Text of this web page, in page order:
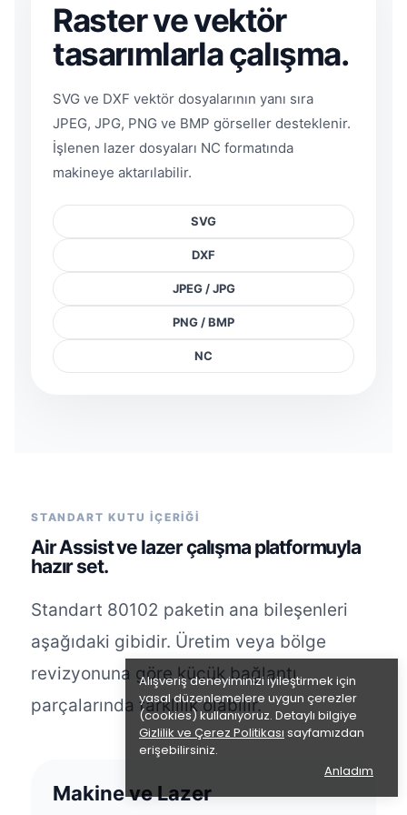
Alışveriş deneyiminizi iyileştirmek için
yasal düzenlemelere uygun çerezler
(cookies) kullanıyoruz. Detaylı bilgiye
Gizlilik ve Çerez Politikası sayfamızdan
erişebilirsiniz.
Anladım
Raster ve vektör
tasarımlarla çalışma.
SVG ve DXF vektör dosyalarının yanı sıra
JPEG, JPG, PNG ve BMP görseller desteklenir.
İşlenen lazer dosyaları NC formatında
makineye aktarılabilir.
SVG
DXF
JPEG / JPG
PNG / BMP
NC
STANDART KUTU İÇERİĞİ
Air Assist ve lazer çalışma platformuyla
hazır set.
Standart 80102 paketin ana bileşenleri
aşağıdaki gibidir. Üretim veya bölge
revizyonuna göre küçük bağlantı
parçalarında farklılık olabilir.
Makine ve Lazer